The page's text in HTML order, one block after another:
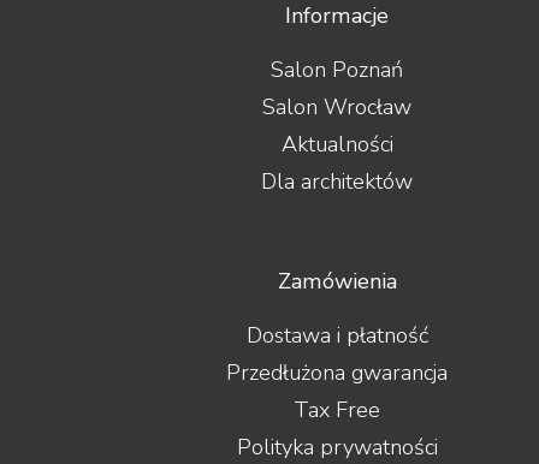
Informacje
Salon Poznań
Salon Wrocław
Aktualności
Dla architektów
Zamówienia
Dostawa i płatność
Przedłużona gwarancja
Tax Free
Polityka prywatności